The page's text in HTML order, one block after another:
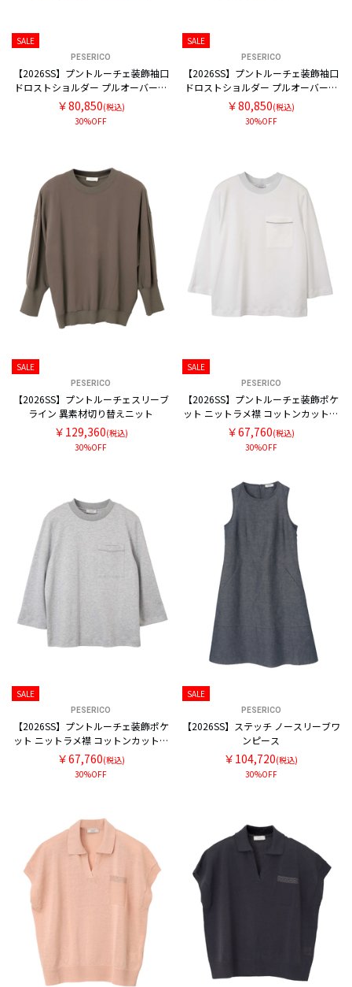
SALE
PESERICO
【2026SS】プントルーチェ装飾袖口
ドロストショルダー プルオーバーブ
ラウス
￥80,850(税込)
30%OFF
SALE
PESERICO
【2026SS】プントルーチェ装飾袖口
ドロストショルダー プルオーバーブ
ラウス
￥80,850(税込)
30%OFF
SALE
PESERICO
【2026SS】プントルーチェスリーブ
ライン 異素材切り替えニット
￥129,360(税込)
30%OFF
SALE
PESERICO
【2026SS】プントルーチェ装飾ポケ
ット ニットラメ襟 コットンカットソ
ー
￥67,760(税込)
30%OFF
SALE
PESERICO
【2026SS】プントルーチェ装飾ポケ
ット ニットラメ襟 コットンカットソ
ー
￥67,760(税込)
30%OFF
SALE
PESERICO
【2026SS】ステッチ ノースリーブワ
ンピース
￥104,720(税込)
30%OFF